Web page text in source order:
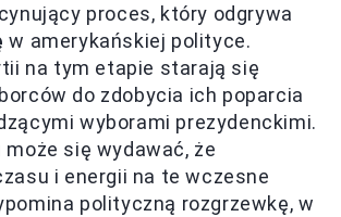
proces, który odgrywa
w amerykańskiej polityce.
na tym etapie starają się
do zdobycia ich poparcia
wyborami prezydenckimi.
może się wydawać, że
i energii na te wczesne
polityczną rozgrzewkę, w